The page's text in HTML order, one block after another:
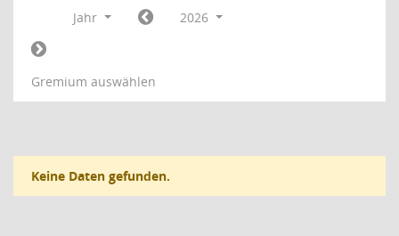
Jahr 2026
Gremium auswählen
Keine Daten gefunden.